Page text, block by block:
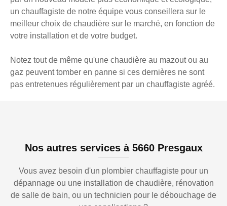
un chauffagiste de notre équipe vous conseillera sur le
meilleur choix de chaudière sur le marché, en fonction de
votre installation et de votre budget.
Notez tout de même qu'une chaudière au mazout ou au
gaz peuvent tomber en panne si ces dernières ne sont
pas entretenues régulièrement par un chauffagiste agréé.
Nos autres services à 5660 Presgaux
Vous avez besoin d'un plombier chauffagiste pour un
dépannage ou une installation de chaudière, rénovation
de salle de bain, ou un technicien pour le débouchage de